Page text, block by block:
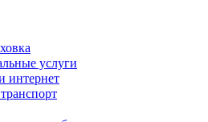
услуги
интернет